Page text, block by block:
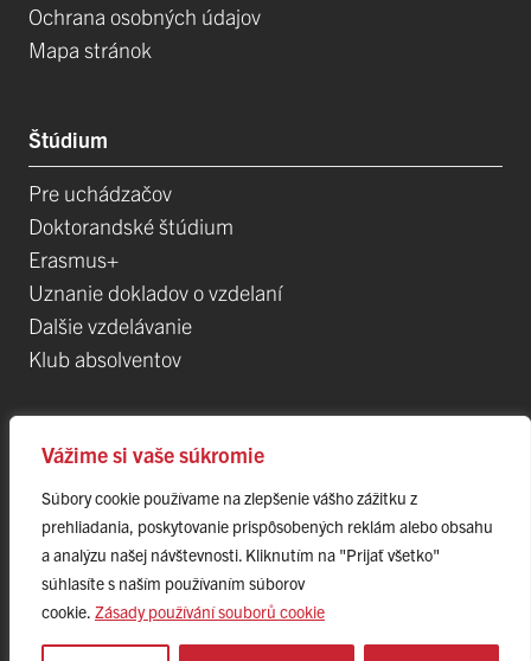
Vážime si vaše súkromie
Súbory cookie používame na zlepšenie vášho zážitku z
prehliadania, poskytovanie prispôsobených reklám alebo obsahu
a analýzu našej návštevnosti. Kliknutím na "Prijať všetko"
súhlasíte s naším používaním súborov
cookie. Zásady používání souborů cookie
Ochrana osobných údajov
Mapa stránok
Štúdium
Pre uchádzačov
Doktorandské štúdium
Erasmus+
Uznanie dokladov o vzdelaní
Dalšie vzdelávanie
Klub absolventov
Veda
Postdoktorandské pozíce
Projekty
Špičkové tímy
TIP-UPJŠ